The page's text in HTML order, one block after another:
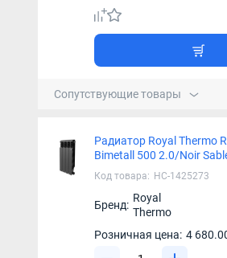
Сопутствующие товары
Радиатор Royal Thermo
Bimetall 500 2.0/Noir
Код товара: НС-1425273
Бренд:
Royal
Thermo
Розничная цена: 4